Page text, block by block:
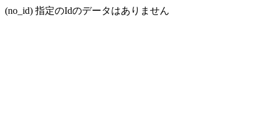
(no_id) 指定のIdのデータはありません